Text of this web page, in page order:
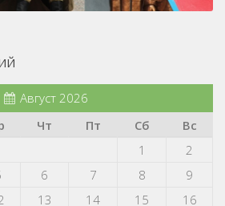
Август 2026
Чт Пт Сб
Вс
1
2
6 7 8
9
13 14 15 16